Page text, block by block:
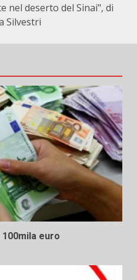
nel deserto del Sinai", di
Silvestri
euro